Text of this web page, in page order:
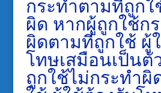
กระทำตามที่ถูกใ
ผิด หากผู้ถูกใช้ก
ผิดตามที่ถูกใช้ ผู้
โทษเสมือนเป็นตั
ถูกใช้ไม่กระทำ